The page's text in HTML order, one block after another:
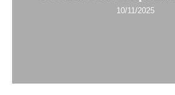
10/11/2025